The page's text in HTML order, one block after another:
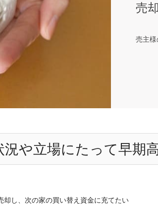
売
売主様
況や立場にたって早期
却し、次の家の買い替え資金に充てたい